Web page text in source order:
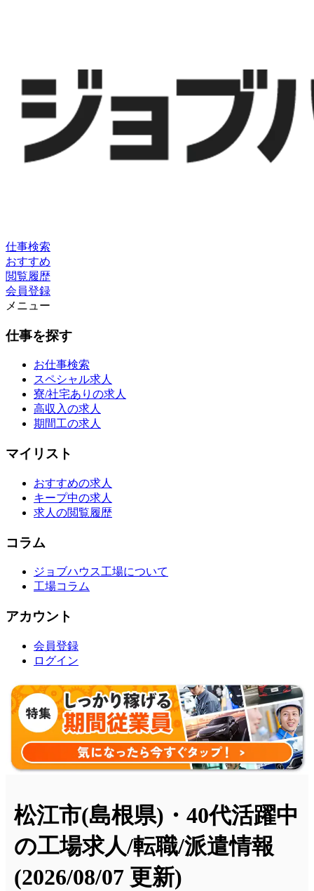
仕事検索
おすすめ
閲覧履歴
会員登録
メニュー
仕事を探す
お仕事検索
スペシャル求人
寮/社宅ありの求人
高収入の求人
期間工の求人
マイリスト
おすすめの求人
キープ中の求人
求人の閲覧履歴
コラム
ジョブハウス工場について
工場コラム
アカウント
会員登録
ログイン
松江市(島根県)・40代活躍中
の工場求人/転職/派遣情報
(2026/08/07 更新)